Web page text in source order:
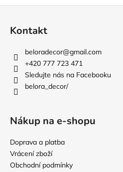
Kontakt
beloradecor@gmail.com
+420 777 723 471
Sledujte nás na Facebooku
belora_decor/
Nákup na e-shopu
Doprava a platba
Vrácení zboží
Obchodní podmínky